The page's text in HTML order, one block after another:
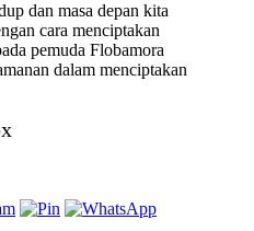
dan masa depan kita
cara menciptakan
pemuda Flobamora
dalam menciptakan